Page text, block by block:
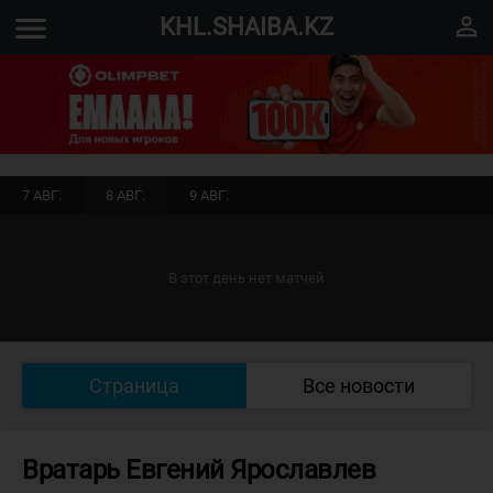
menu KHL.SHAIBA.KZ perm_identity
7 АВГ. 8 АВГ. 9 АВГ.
В этот день нет матчей
Страница Все новости
Вратарь Евгений Ярославлев